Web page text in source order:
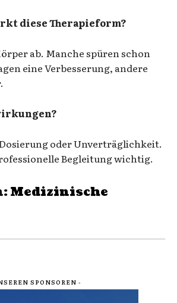
diese Therapieform?
ab. Manche spüren schon
eine Verbesserung, andere
oder Unverträglichkeit.
Begleitung wichtig.
Medizinische
SPONSOREN -